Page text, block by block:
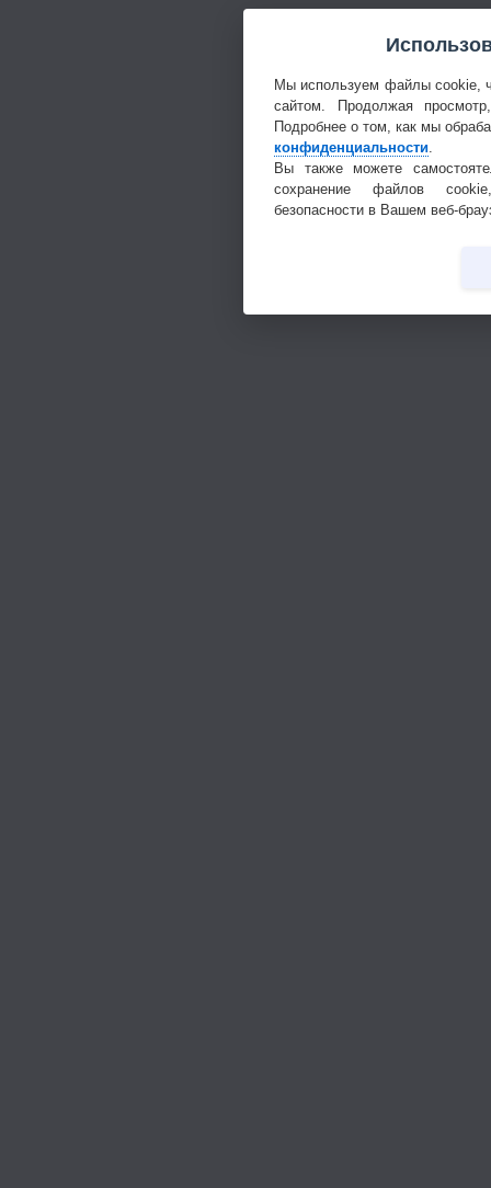
Мы используем файлы cookie,
сайтом. Продолжая
Подробнее о том, как мы
конфиденциальности
Вы также можете
сохранение файлов
безопасности в Вашем веб-